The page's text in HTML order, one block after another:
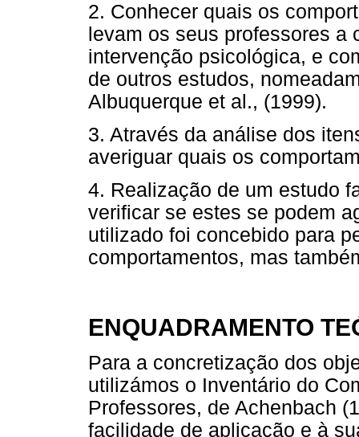
2. Conhecer quais os
levam os seus professores
intervenção psicológica, e
de outros estudos,
Albuquerque et al., (1999).
3. Através da análise dos
averiguar quais os
4. Realização de um estudo
verificar se estes se podem
utilizado foi concebido para
comportamentos, mas
ENQUADRAMENTO
Para a concretização dos
utilizámos o Inventário do
Professores, de Achenbach
facilidade de aplicação e à